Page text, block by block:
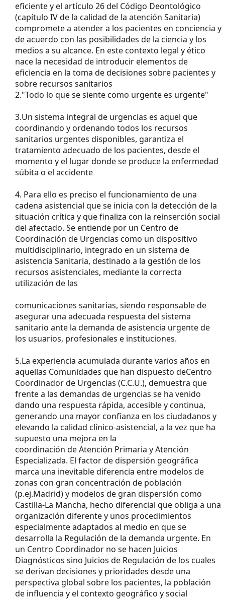
eficiente y el artículo 26 del Código Deontológico
(capítulo IV de la calidad de la atención Sanitaria)
compromete a atender a los pacientes en conciencia y
de acuerdo con las posibilidades de la ciencia y los
medios a su alcance. En este contexto legal y ético
nace la necesidad de introducir elementos de
eficiencia en la toma de decisiones sobre pacientes y
sobre recursos sanitarios
2."Todo lo que se siente como urgente es urgente"
3.Un sistema integral de urgencias es aquel que
coordinando y ordenando todos los recursos
sanitarios urgentes disponibles, garantiza el
tratamiento adecuado de los pacientes, desde el
momento y el lugar donde se produce la enfermedad
súbita o el accidente
4. Para ello es preciso el funcionamiento de una
cadena asistencial que se inicia con la detección de la
situación crítica y que finaliza con la reinserción social
del afectado. Se entiende por un Centro de
Coordinación de Urgencias como un dispositivo
multidisciplinario, integrado en un sistema de
asistencia Sanitaria, destinado a la gestión de los
recursos asistenciales, mediante la correcta
utilización de las
comunicaciones sanitarias, siendo responsable de
asegurar una adecuada respuesta del sistema
sanitario ante la demanda de asistencia urgente de
los usuarios, profesionales e instituciones.
5.La experiencia acumulada durante varios años en
aquellas Comunidades que han dispuesto deCentro
Coordinador de Urgencias (C.C.U.), demuestra que
frente a las demandas de urgencias se ha venido
dando una respuesta rápida, accesible y continua,
generando una mayor confianza en los ciudadanos y
elevando la calidad clínico-asistencial, a la vez que ha
supuesto una mejora en la
coordinación de Atención Primaria y Atención
Especializada. El factor de dispersión geográfica
marca una inevitable diferencia entre modelos de
zonas con gran concentración de población
(p.ej.Madrid) y modelos de gran dispersión como
Castilla-La Mancha, hecho diferencial que obliga a una
organización diferente y unos procedimientos
especialmente adaptados al medio en que se
desarrolla la Regulación de la demanda urgente. En
un Centro Coordinador no se hacen Juicios
Diagnósticos sino Juicios de Regulación de los cuales
se derivan decisiones y prioridades desde una
perspectiva global sobre los pacientes, la población
de influencia y el contexto geográfico y social